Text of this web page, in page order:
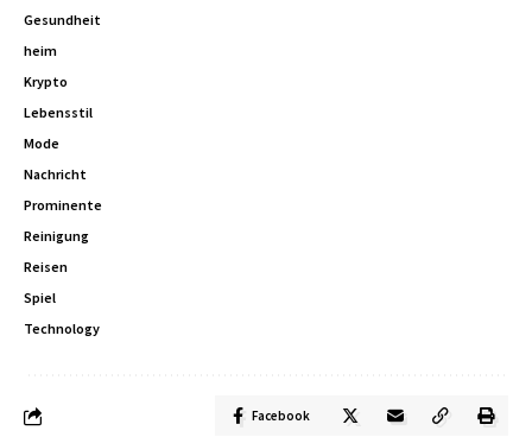
Gesundheit
heim
Krypto
Lebensstil
Mode
Nachricht
Prominente
Reinigung
Reisen
Spiel
Technology
Facebook